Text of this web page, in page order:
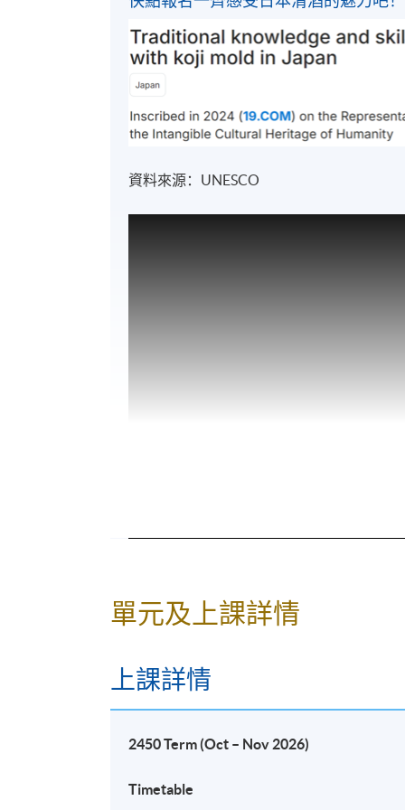
資料來源：UNESCO
單元及上課詳情
上課詳情
2450 Term (Oct – Nov 2026)
Timetable